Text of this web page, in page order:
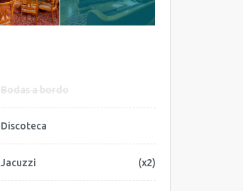
Bodas a bordo
Discoteca
Jacuzzi (x2)